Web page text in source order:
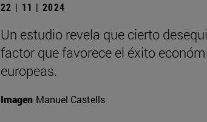
22 | 11 | 2024
Un estudio revela que cierto
factor que favorece el éxito
europeas.
Imagen Manuel Castells